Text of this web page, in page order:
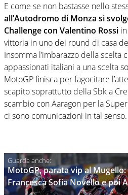
E come se non bastasse nello
all’Autodromo di Monza si
Challenge con Valentino Rossi
vittoria in uno dei round di casa
Insomma l’imbarazzo della scelta
appassionati italiani a una scelta
MotoGP finisca per fagocitare
scapito soprattutto della Sbk a
scambio con Aaragon per la
ci sono comunicazioni in tal senso.
MotoGP, parata vip al
Francesca Sofia Novello e poi